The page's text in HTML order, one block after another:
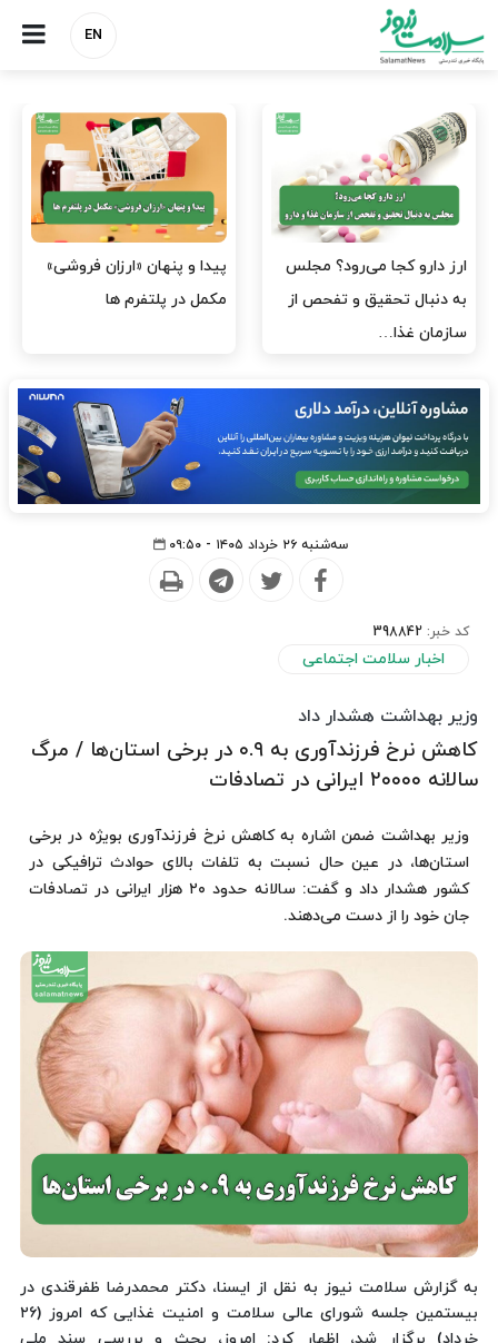
EN
پیدا و پنهان «ارزان فروشی»
مکمل در پلتفرم ها
صنعت دارو چشم‌انتظار اجرای
مصوبه بانک مرکزی
سه‌شنبه ۲۶ خرداد ۱۴۰۵ - ۰۹:۵۰
کد خبر: 398842
اخبار سلامت اجتماعی
وزیر بهداشت هشدار داد
کاهش نرخ فرزندآوری به ۰.۹ در برخی استان‌ها / مرگ
سالانه ۲۰۰۰۰ ایرانی در تصادفات
وزیر بهداشت ضمن اشاره به کاهش نرخ فرزندآوری بویژه در برخی
استان‌ها، در عین حال نسبت به تلفات بالای حوادث ترافیکی در
کشور هشدار داد و گفت: سالانه حدود ۲۰ هزار ایرانی در تصادفات
جان خود را از دست می‌دهند.
به گزارش سلامت نیوز به نقل از ایسنا، دکتر محمدرضا ظفرقندی در
بیستمین جلسه شورای عالی سلامت و امنیت غذایی که امروز (۲۶
خرداد) برگزار شد، اظهار کرد: امروز، بحث و بررسی سند ملی